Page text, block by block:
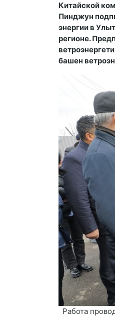
Китайской
Пинджун
энергии в
регионе.
башен
Работа